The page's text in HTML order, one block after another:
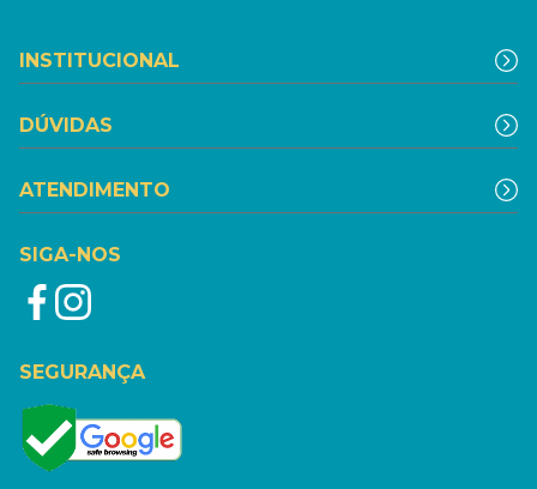
INSTITUCIONAL
DÚVIDAS
ATENDIMENTO
SIGA-NOS
SEGURANÇA